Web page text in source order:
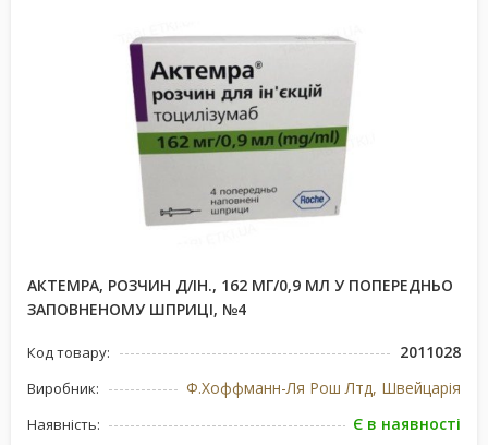
АКТЕМРА, РОЗЧИН Д/ІН., 162 МГ/0,9 МЛ У ПОПЕРЕДНЬО
ЗАПОВНЕНОМУ ШПРИЦІ, №4
Код товару: 2011028
Виробник: Ф.Хоффманн-Ля Рош Лтд, Швейцарія
Наявність: Є в наявності